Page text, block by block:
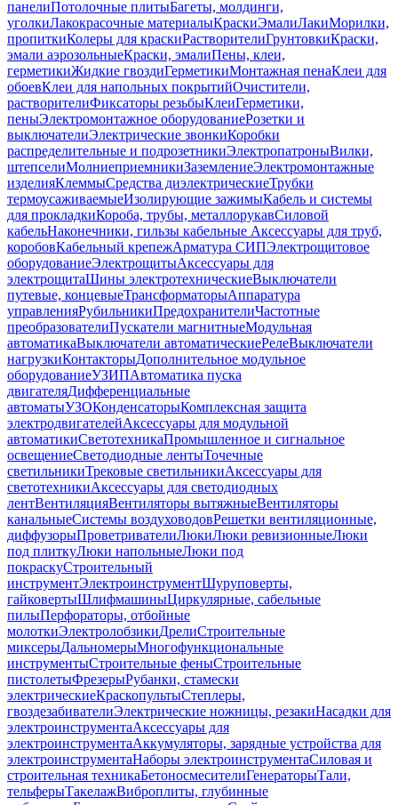
панелиПотолочные плитыБагеты, молдинги,
уголкиЛакокрасочные материалыКраскиЭмалиЛакиМорилки,
пропиткиКолеры для краскиРастворителиГрунтовкиКраски,
эмали аэрозольныеКраски, эмалиПены, клеи,
герметикиЖидкие гвоздиГерметикиМонтажная пенаКлеи для
обоевКлеи для напольных покрытийОчистители,
растворителиФиксаторы резьбыКлеиГерметики,
пеныЭлектромонтажное оборудованиеРозетки и
выключателиЭлектрические звонкиКоробки
распределительные и подрозетникиЭлектропатроныВилки,
штепселиМолниеприемникиЗаземлениеЭлектромонтажные
изделияКлеммыСредства диэлектрическиеТрубки
термоусаживаемыеИзолирующие зажимыКабель и системы
для прокладкиКороба, трубы, металлорукавСиловой
кабельНаконечники, гильзы кабельные Аксессуары для труб,
коробовКабельный крепежАрматура СИПЭлектрощитовое
оборудованиеЭлектрощитыАксессуары для
электрощитаШины электротехническиеВыключатели
путевые, концевыеТрансформаторыАппаратура
управленияРубильникиПредохранителиЧастотные
преобразователиПускатели магнитныеМодульная
автоматикаВыключатели автоматическиеРелеВыключатели
нагрузкиКонтакторыДополнительное модульное
оборудованиеУЗИПАвтоматика пуска
двигателяДифференциальные
автоматыУЗОКонденсаторыКомплексная защита
электродвигателейАксессуары для модульной
автоматикиСветотехникаПромышленное и сигнальное
освещениеСветодиодные лентыТочечные
светильникиТрековые светильникиАксессуары для
светотехникиАксессуары для светодиодных
лентВентиляцияВентиляторы вытяжныеВентиляторы
канальныеСистемы воздуховодовРешетки вентиляционные,
диффузорыПроветривателиЛюкиЛюки ревизионныеЛюки
под плиткуЛюки напольныеЛюки под
покраскуСтроительный
инструментЭлектроинструментШуруповерты,
гайковертыШлифмашиныЦиркулярные, сабельные
пилыПерфораторы, отбойные
молоткиЭлектролобзикиДрелиСтроительные
миксерыДальномерыМногофункциональные
инструментыСтроительные феныСтроительные
пистолетыФрезерыРубанки, стамески
электрическиеКраскопультыСтеплеры,
гвоздезабивателиЭлектрические ножницы, резакиНасадки для
электроинструментаАксессуары для
электроинструментаАккумуляторы, зарядные устройства для
электроинструментаНаборы электроинструментаСиловая и
строительная техникаБетоносмесителиГенераторыТали,
тельферыТакелажВиброплиты, глубинные